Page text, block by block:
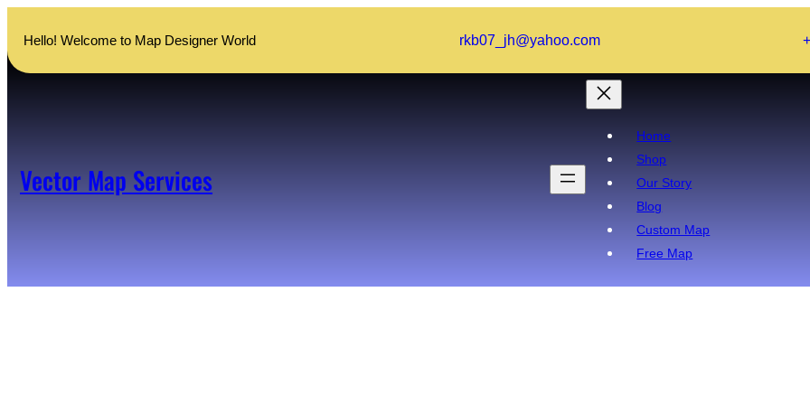
content
Hello! Welcome to Map Designer World rkb07_jh@yahoo.com
Vector Map Services
Home
Shop
Our Story
Blog
Custom Map
Free Map